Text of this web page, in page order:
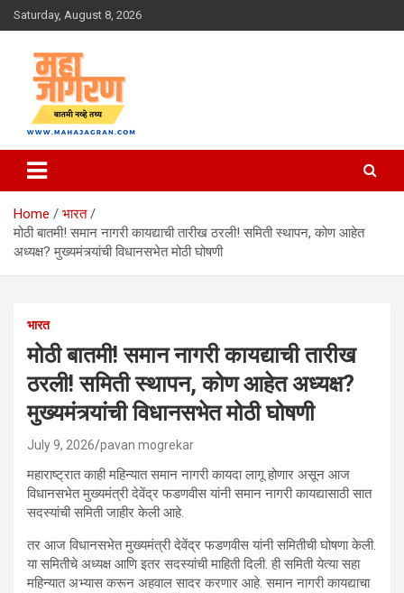
Skip
to
Saturday, August 8, 2026
महा जागरण
Home
भारत
मोठी बातमी! समान नागरी कायद्याची तारीख ठरली! समिती स्थापन, कोण आहेत
अध्यक्ष? मुख्यमंत्र्यांची विधानसभेत मोठी घोषणी
भारत
मोठी बातमी! समान नागरी कायद्याची तारीख
ठरली! समिती स्थापन, कोण आहेत अध्यक्ष?
मुख्यमंत्र्यांची विधानसभेत मोठी घोषणी
July 9, 2026 pavan mogrekar
महाराष्ट्रात काही महिन्यात समान नागरी कायदा लागू होणार असून आज
विधानसभेत मुख्यमंत्री देवेंद्र फडणवीस यांनी समान नागरी कायद्यासाठी सात
सदस्यांची समिती जाहीर केली आहे.
तर आज विधानसभेत मुख्यमंत्री देवेंद्र फडणवीस यांनी समितीची घोषणा केली.
या समितीचे अध्यक्ष आणि इतर सदस्यांची माहिती दिली. ही समिती येत्या सहा
महिन्यात अभ्यास करून अहवाल सादर करणार आहे. समान नागरी कायद्याचा